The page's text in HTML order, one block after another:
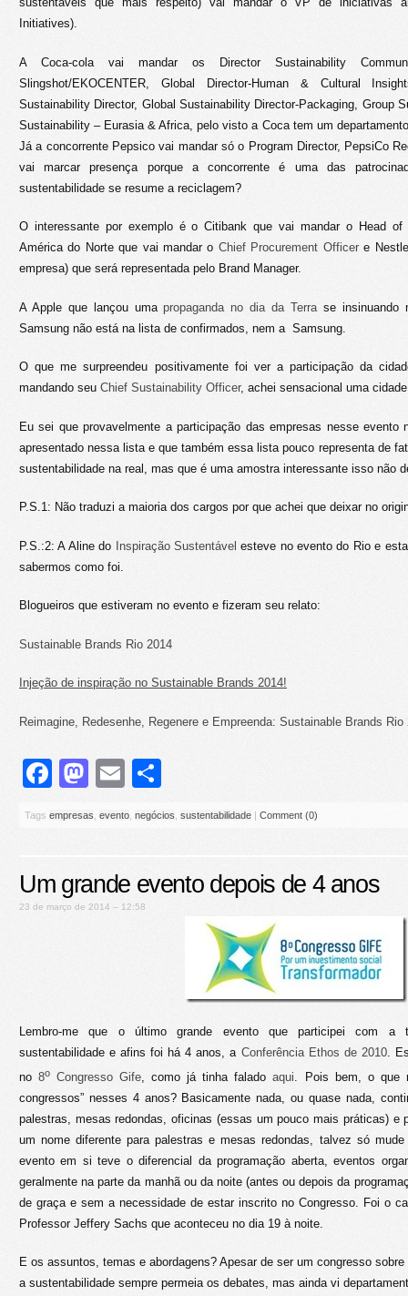
Initiatives).
A Coca-cola vai mandar os Director Sustainability
Slingshot/EKOCENTER, Global Director-Human & Cultural
Sustainability Director, Global Sustainability Director-Packaging, Group
Sustainability – Eurasia & Africa, pelo visto a Coca tem um
Já a concorrente Pepsico vai mandar só o Program Director, PepsiCo
vai marcar presença porque a concorrente é uma das
sustentabilidade se resume a reciclagem?
O interessante por exemplo é o Citibank que vai mandar o Head of
América do Norte que vai mandar o Chief Procurement Officere
empresa) que será representada pelo Brand Manager.
A Apple que lançou umapropaganda no dia da Terrase insinuando
Samsung não está na lista de confirmados, nem a Samsung.
O que me surpreendeu positivamente foi ver a participação da
mandando seu Chief Sustainability Officer, achei sensacional uma
Eu sei que provavelmente a participação das empresas nesse evento
apresentado nessa lista e que também essa lista pouco representa de
sustentabilidade na real, mas que é uma amostra interessante isso não
P.S.1: Não traduzi a maioria dos cargos por que achei que deixar no
P.S.:2: A Aline do Inspiração Sustentável esteve no evento do Rio e
sabermos como foi.
Blogueiros que estiveram no evento e fizeram seu relato:
Sustainable Brands Rio 2014
Injeção de inspiração no Sustainable Brands 2014!
Reimagine, Redesenhe, Regenere e Empreenda: Sustainable Brands Rio
Facebook
Mastodon
Email
Tags empresas evento negócios sustentabilidade | Comment (0)
Um grande evento depois de 4 anos
23 de março de 2014 – 12:58
Lembro-me que o último grande evento que participei com a
sustentabilidade e afins foi há 4 anos, a Conferência Ethos de 2010.
no8o Congresso Gife , como já tinha faladoaqui . Pois bem, o que
congressos” nesses 4 anos? Basicamente nada, ou quase nada,
palestras, mesas redondas, oficinas (essas um pouco mais práticas) e
um nome diferente para palestras e mesas redondas, talvez só
evento em si teve o diferencial da programação aberta, eventos
geralmente na parte da manhã ou da noite (antes ou depois da
de graça e sem a necessidade de estar inscrito no Congresso. Foi o
Professor Jeffery Sachs que aconteceu no dia 19 à noite.
E os assuntos, temas e abordagens? Apesar de ser um congresso
a sustentabilidade sempre permeia os debates, mas ainda vi